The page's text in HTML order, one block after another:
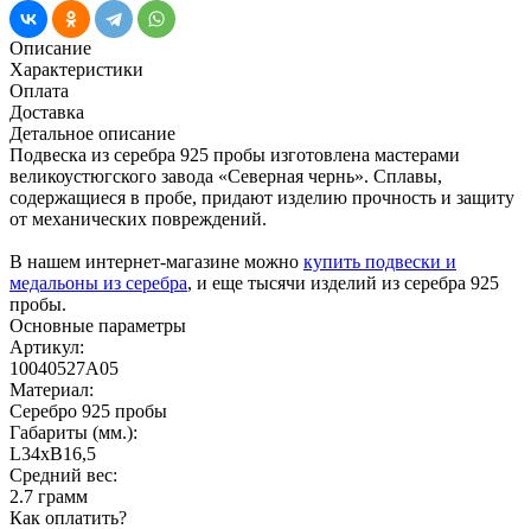
Описание
Характеристики
Оплата
Доставка
Детальное описание
Подвеска из серебра 925 пробы изготовлена мастерами
великоустюгского завода «Северная чернь». Сплавы,
содержащиеся в пробе, придают изделию прочность и защиту
от механических повреждений.
В нашем интернет-магазине можно купить подвески и
медальоны из серебра, и еще тысячи изделий из серебра 925
пробы.
Основные параметры
Артикул:
10040527А05
Материал:
Серебро 925 пробы
Габариты (мм.):
L34хB16,5
Средний вес:
2.7 грамм
Как оплатить?